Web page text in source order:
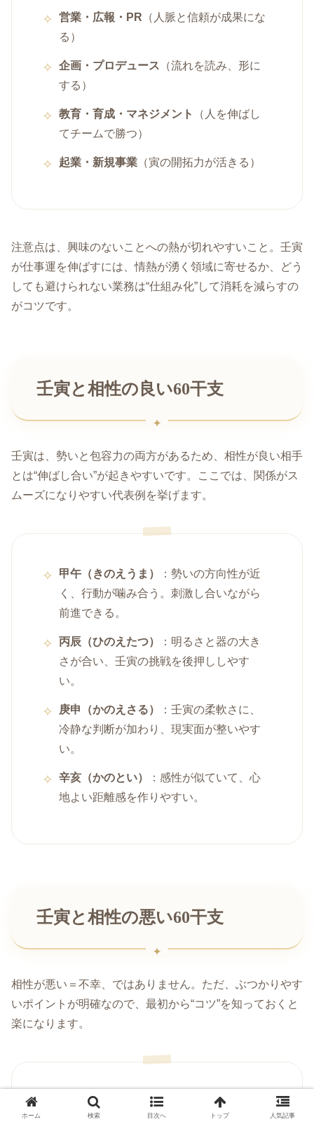
営業・広報・PR （人脈と信頼が成果にな
る）
企画・プロデュース （流れを読み、形に
する）
教育・育成・マネジメント
（人を伸ばし
てチームで勝つ）
起業・新規事業 （寅の開拓力が活きる）
注意点は、興味のないことへの熱が切れやすいこと。壬寅
が仕事運を伸ばすには、情熱が湧く領域に寄せるか、どう
しても避けられない業務は“仕組み化”して消耗を減らすの
がコツです。
壬寅と相性の良い60干支
壬寅は、勢いと包容力の両方があるため、相性が良い相手
とは“伸ばし合い”が起きやすいです。ここでは、関係がス
ムーズになりやすい代表例を挙げます。
甲午（きのえうま）
：勢いの方向性が近
く、行動が噛み合う。刺激し合いながら
前進できる。
丙辰（ひのえたつ）
：明るさと器の大き
さが合い、壬寅の挑戦を後押ししやす
い。
庚申（かのえさる）
：壬寅の柔軟さに、
冷静な判断が加わり、現実面が整いやす
い。
辛亥（かのとい）
：感性が似ていて、心
地よい距離感を作りやすい。
壬寅と相性の悪い60干支
相性が悪い＝不幸、ではありません。ただ、ぶつかりやす
いポイントが明確なので、最初から“コツ”を知っておくと
楽になります。
己巳（つちのとみ）：主張の強さがぶつ
ホーム 検索 目次へ トップ 人気記事